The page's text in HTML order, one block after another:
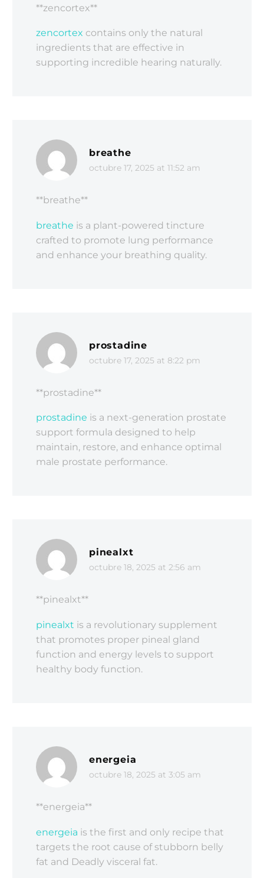
**zencortex**
zencortex contains only the natural
ingredients that are effective in
supporting incredible hearing naturally.
breathe
octubre 17, 2025 at 11:52 am
** breathe**
breathe is a plant-powered tincture
crafted to promote lung performance
and enhance your breathing quality.
prostadine
octubre 17, 2025 at 8:22 pm
** prostadine**
prostadine is a next-generation prostate
support formula designed to help
maintain, restore, and enhance optimal
male prostate performance.
pinealxt
octubre 18, 2025 at 2:56 am
** pinealxt**
pinealxt is a revolutionary supplement
that promotes proper pineal gland
function and energy levels to support
healthy body function.
energeia
octubre 18, 2025 at 3:05 am
**energeia**
energeia is the first and only recipe that
targets the root cause of stubborn belly
fat and Deadly visceral fat.